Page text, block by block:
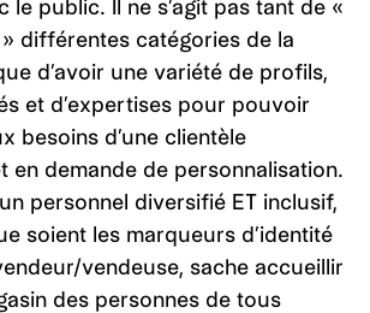
le public. Il ne s’agit pas tant de «
différentes catégories de la
d’avoir une variété de profils,
et d’expertises pour pouvoir
besoins d’une clientèle
en demande de personnalisation.
personnel diversifié ET inclusif,
soient les marqueurs d’identité
vendeuse, sache accueillir
des personnes de tous